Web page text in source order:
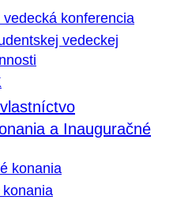
vedecká konferencia
vedeckej
a Inauguračné
konania